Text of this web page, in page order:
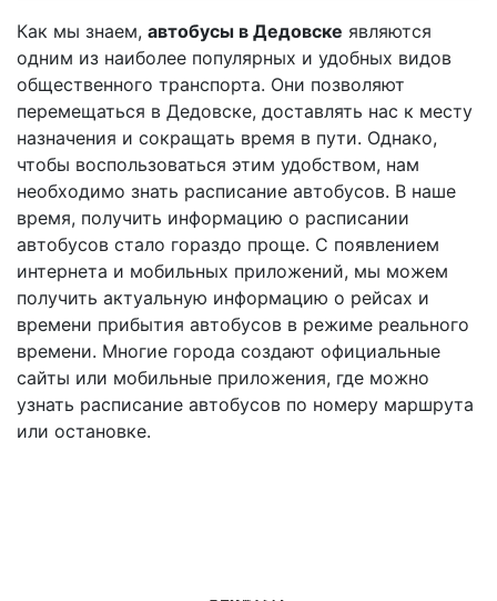
Как мы знаем, автобусы в Дедовске являются
одним из наиболее популярных и удобных видов
общественного транспорта. Они позволяют
перемещаться в Дедовске, доставлять нас к месту
назначения и сокращать время в пути. Однако,
чтобы воспользоваться этим удобством, нам
необходимо знать расписание автобусов. В наше
время, получить информацию о расписании
автобусов стало гораздо проще. С появлением
интернета и мобильных приложений, мы можем
получить актуальную информацию о рейсах и
времени прибытия автобусов в режиме реального
времени. Многие города создают официальные
сайты или мобильные приложения, где можно
узнать расписание автобусов по номеру маршрута
или остановке.